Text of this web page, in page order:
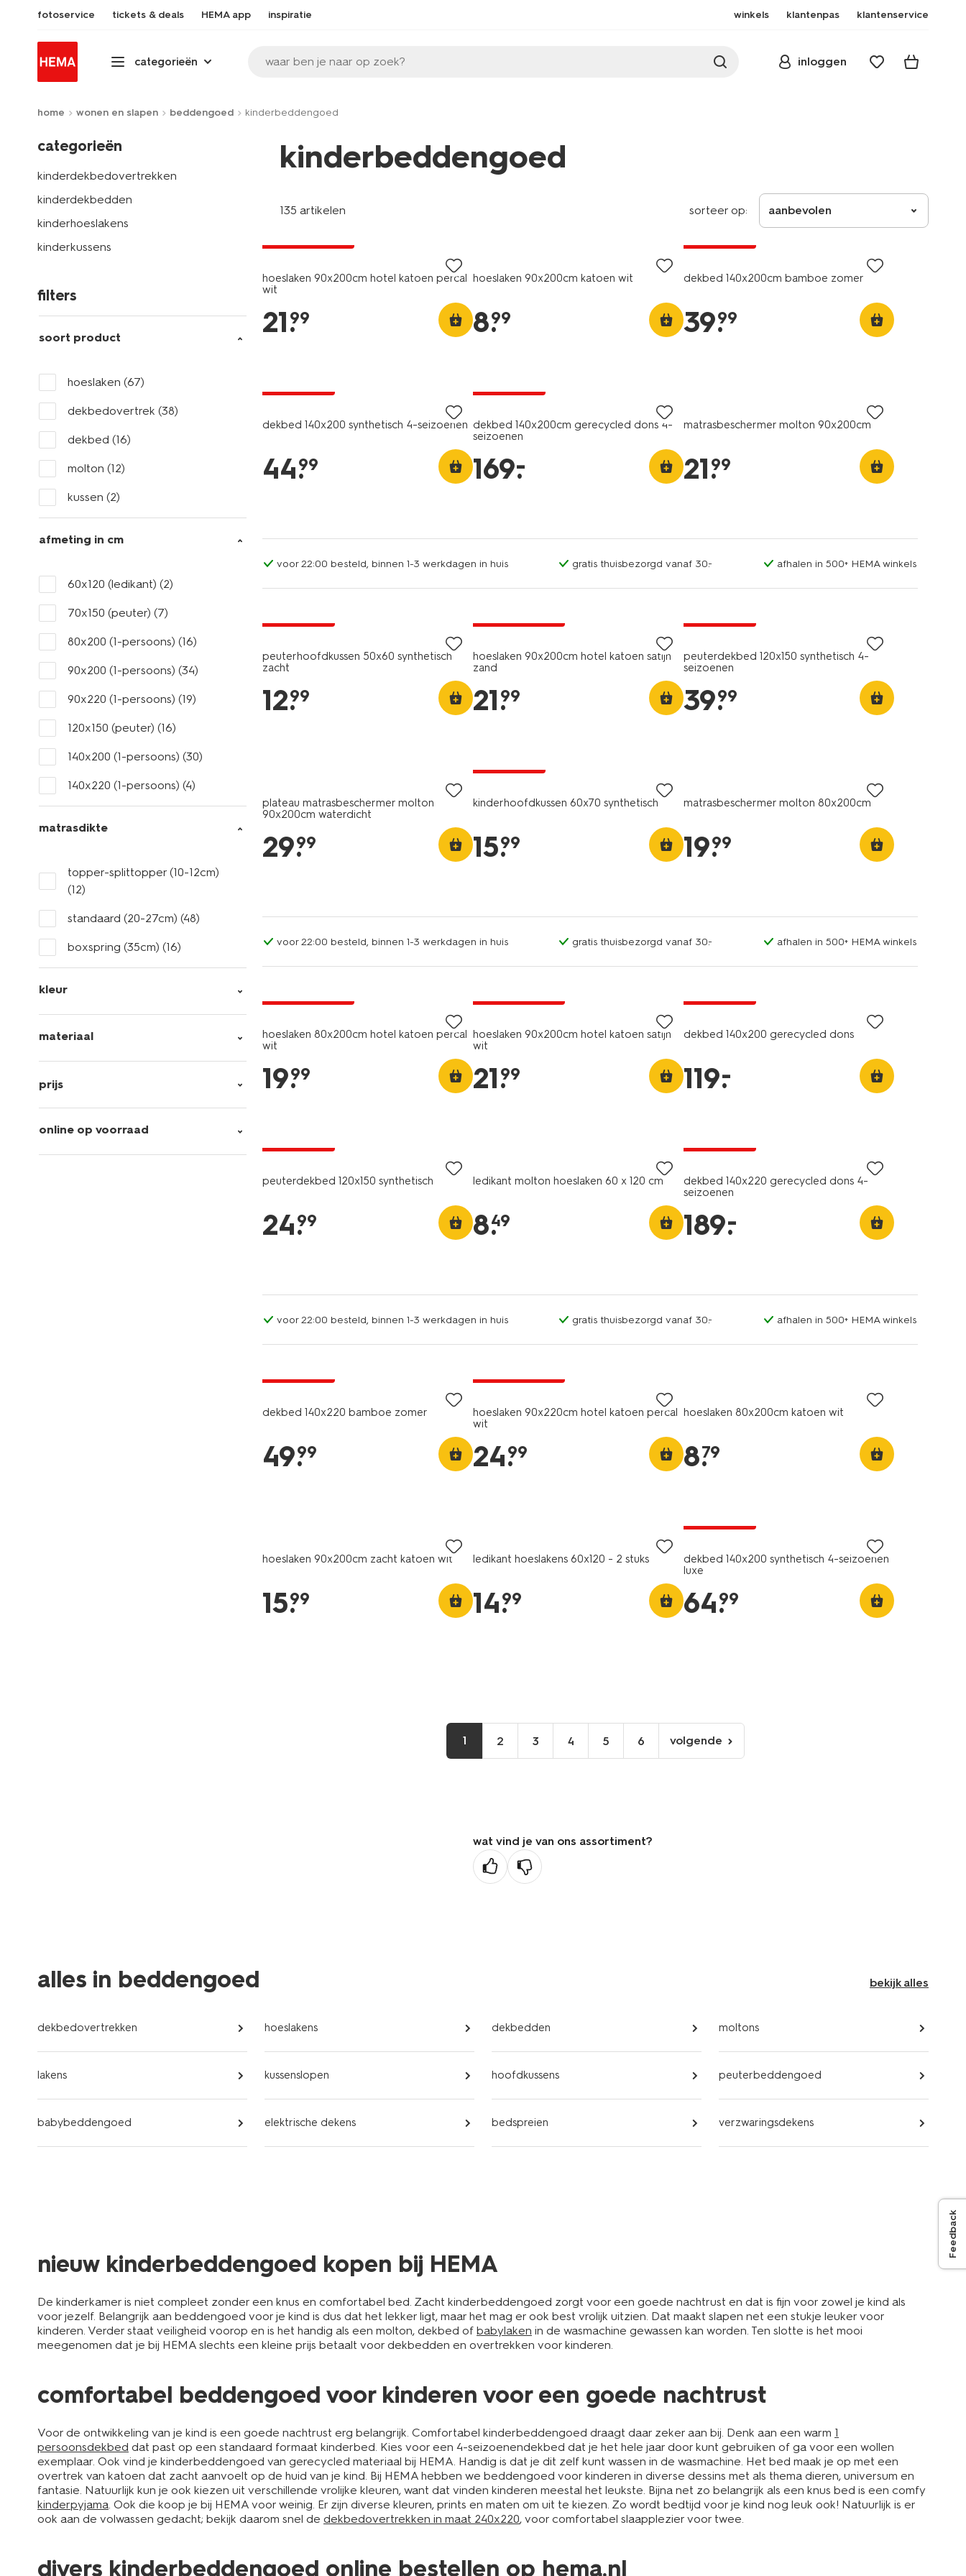
fotoservice tickets & deals HEMA app inspiratie winkels klantenpas klantenservice
categorieën waar ben je naar op zoek? inloggen
home wonen en slapen beddengoed kinderbeddengoed
categorieën
kinderdekbedovertrekken
kinderdekbedden
kinderhoeslakens
kinderkussens
filters
soort product
hoeslaken (67)
dekbedovertrek (38)
dekbed (16)
molton (12)
kussen (2)
afmeting in cm
60x120 (ledikant) (2)
70x150 (peuter) (7)
80x200 (1-persoons) (16)
90x200 (1-persoons) (34)
90x220 (1-persoons) (19)
120x150 (peuter) (16)
140x200 (1-persoons) (30)
140x220 (1-persoons) (4)
matrasdikte
topper-splittopper (10-12cm)
(12)
standaard (20-27cm) (48)
boxspring (35cm) (16)
kleur
materiaal
prijs
online op voorraad
kinderbeddengoed
135 artikelen sorteer op: aanbevolen
hoeslaken 90x200cm hotel katoen percal
wit
21.
99
hoeslaken 90x200cm katoen wit
8.
99
dekbed 140x200cm bamboe zomer
39.
99
dekbed 140x200 synthetisch 4-seizoenen
44.
99
dekbed 140x200cm gerecycled dons 4-
seizoenen
169.
–
matrasbeschermer molton 90x200cm
21.
99
voor 22:00 besteld, binnen 1-3 werkdagen in huis gratis thuisbezorgd vanaf 30.- afhalen in 500+ HEMA winkels
peuterhoofdkussen 50x60 synthetisch
zacht
12.
99
hoeslaken 90x200cm hotel katoen satijn
zand
21.
99
peuterdekbed 120x150 synthetisch 4-
seizoenen
39.
99
plateau matrasbeschermer molton
90x200cm waterdicht
29.
99
kinderhoofdkussen 60x70 synthetisch
15.
99
matrasbeschermer molton 80x200cm
19.
99
voor 22:00 besteld, binnen 1-3 werkdagen in huis gratis thuisbezorgd vanaf 30.- afhalen in 500+ HEMA winkels
hoeslaken 80x200cm hotel katoen percal
wit
19.
99
hoeslaken 90x200cm hotel katoen satijn
wit
21.
99
dekbed 140x200 gerecycled dons
119.
–
peuterdekbed 120x150 synthetisch
24.
99
ledikant molton hoeslaken 60 x 120 cm
8.
49
dekbed 140x220 gerecycled dons 4-
seizoenen
189.
–
voor 22:00 besteld, binnen 1-3 werkdagen in huis gratis thuisbezorgd vanaf 30.- afhalen in 500+ HEMA winkels
dekbed 140x220 bamboe zomer
49.
99
hoeslaken 90x220cm hotel katoen percal
wit
24.
99
hoeslaken 80x200cm katoen wit
8.
79
hoeslaken 90x200cm zacht katoen wit
15.
99
ledikant hoeslakens 60x120 - 2 stuks
14.
99
dekbed 140x200 synthetisch 4-seizoenen
luxe
64.
99
1 2 3 4 5 6
volgende
pagina
volgende
wat vind je van ons assortiment?
Feedback
alles in beddengoed bekijk alles
dekbedovertrekken hoeslakens dekbedden moltons
lakens kussenslopen hoofdkussens peuterbeddengoed
babybeddengoed elektrische dekens bedspreien verzwaringsdekens
nieuw kinderbeddengoed kopen bij HEMA
De kinderkamer is niet compleet zonder een knus en comfortabel bed. Zacht kinderbeddengoed zorgt voor een goede nachtrust en dat is fijn voor zowel je kind als
voor jezelf. Belangrijk aan beddengoed voor je kind is dus dat het lekker ligt, maar het mag er ook best vrolijk uitzien. Dat maakt slapen net een stukje leuker voor
kinderen. Verder staat veiligheid voorop en is het handig als een molton, dekbed of babylaken in de wasmachine gewassen kan worden. Ten slotte is het mooi
meegenomen dat je bij HEMA slechts een kleine prijs betaalt voor dekbedden en overtrekken voor kinderen.
comfortabel beddengoed voor kinderen voor een goede nachtrust
Voor de ontwikkeling van je kind is een goede nachtrust erg belangrijk. Comfortabel kinderbeddengoed draagt daar zeker aan bij. Denk aan een warm 1
persoonsdekbed dat past op een standaard formaat kinderbed. Kies voor een 4-seizoenendekbed dat je het hele jaar door kunt gebruiken of ga voor een wollen
exemplaar. Ook vind je kinderbeddengoed van gerecycled materiaal bij HEMA. Handig is dat je dit zelf kunt wassen in de wasmachine. Het bed maak je op met een
overtrek van katoen dat zacht aanvoelt op de huid van je kind. Bij HEMA hebben we beddengoed voor kinderen in diverse dessins met als thema dieren, universum en
fantasie. Natuurlijk kun je ook kiezen uit verschillende vrolijke kleuren, want dat vinden kinderen meestal het leukste. Bijna net zo belangrijk als een knus bed is een comfy
kinderpyjama. Ook die koop je bij HEMA voor weinig. Er zijn diverse kleuren, prints en maten om uit te kiezen. Zo wordt bedtijd voor je kind nog leuk ook! Natuurlijk is er
ook aan de volwassen gedacht; bekijk daarom snel de dekbedovertrekken in maat 240x220, voor comfortabel slaapplezier voor twee.
divers kinderbeddengoed online bestellen op hema.nl